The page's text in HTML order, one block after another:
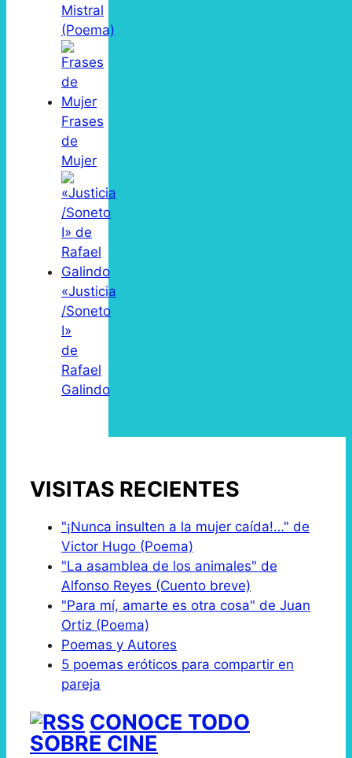
Mistral
(Poema)
Frases
de
Mujer
«Justicia
/Soneto
I»
de
Rafael
Galindo
VISITAS RECIENTES
"¡Nunca insulten a la mujer caída!…" de
Victor Hugo (Poema)
"La asamblea de los animales" de
Alfonso Reyes (Cuento breve)
"Para mí, amarte es otra cosa" de Juan
Ortiz (Poema)
Poemas y Autores
5 poemas eróticos para compartir en
pareja
CONOCE TODO
SOBRE CINE